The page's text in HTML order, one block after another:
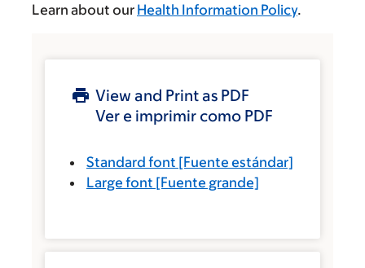
Learn about our Health Information Policy.
View and Print as PDF
Ver e imprimir como PDF
Standard font [Fuente estándar]
Large font [Fuente grande]